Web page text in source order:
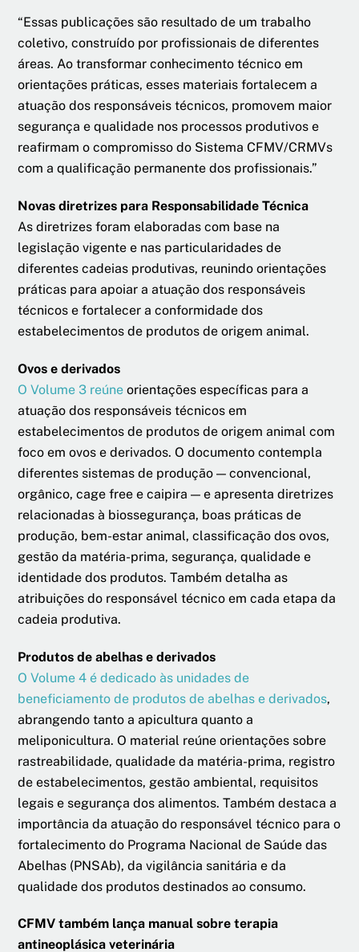
“Essas publicações são resultado de um trabalho
coletivo, construído por profissionais de diferentes
áreas. Ao transformar conhecimento técnico em
orientações práticas, esses materiais fortalecem a
atuação dos responsáveis técnicos, promovem maior
segurança e qualidade nos processos produtivos e
reafirmam o compromisso do Sistema CFMV/CRMVs
com a qualificação permanente dos profissionais.”
Novas diretrizes para Responsabilidade Técnica
As diretrizes foram elaboradas com base na
legislação vigente e nas particularidades de
diferentes cadeias produtivas, reunindo orientações
práticas para apoiar a atuação dos responsáveis
técnicos e fortalecer a conformidade dos
estabelecimentos de produtos de origem animal.
Ovos e derivados
O Volume 3 reúneorientações específicas para a
atuação dos responsáveis técnicos em
estabelecimentos de produtos de origem animal com
foco em ovos e derivados. O documento contempla
diferentes sistemas de produção — convencional,
orgânico, cage free e caipira — e apresenta diretrizes
relacionadas à biossegurança, boas práticas de
produção, bem-estar animal, classificação dos ovos,
gestão da matéria-prima, segurança, qualidade e
identidade dos produtos. Também detalha as
atribuições do responsável técnico em cada etapa da
cadeia produtiva.
Produtos de abelhas e derivados
O Volume 4 é dedicado às unidades de
beneficiamento de produtos de abelhas e derivados,
abrangendo tanto a apicultura quanto a
meliponicultura. O material reúne orientações sobre
rastreabilidade, qualidade da matéria-prima, registro
de estabelecimentos, gestão ambiental, requisitos
legais e segurança dos alimentos. Também destaca a
importância da atuação do responsável técnico para o
fortalecimento do Programa Nacional de Saúde das
Abelhas (PNSAb), da vigilância sanitária e da
qualidade dos produtos destinados ao consumo.
CFMV também lança manual sobre terapia
antineoplásica veterinária